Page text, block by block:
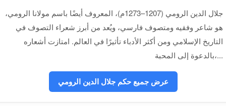
جلال الدين الرومي (1207–1273م)، المعروف أيضًا باسم مولانا الرومي،
هو شاعر وفقيه ومتصوف فارسي، ويُعد من أبرز شعراء التصوف في
التاريخ الإسلامي ومن أكثر الأدباء تأثيرًا في العالم. امتازت أشعاره
بالدعوة إلى المحبة،...
عرض جميع حكم جلال الدين الرومي